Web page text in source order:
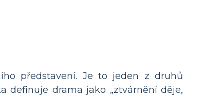
představení. Je to jeden z druhů
definuje drama jako „ztvárnění děje,